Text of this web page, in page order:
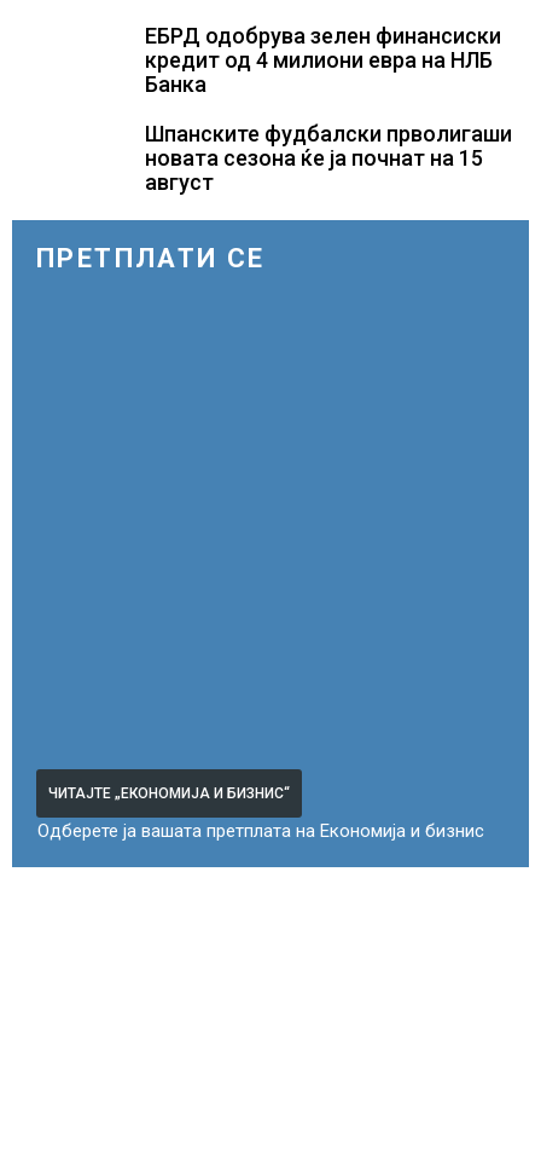
ЕБРД одобрува зелен финансиски
кредит од 4 милиони евра на НЛБ
Банка
Шпанските фудбалски прволигаши
новата сезона ќе ја почнат на 15
август
ПРЕТПЛАТИ СЕ
ЧИТАЈТЕ „ЕКОНОМИЈА И БИЗНИС“
Одберете ја вашата претплата на Економија и бизнис